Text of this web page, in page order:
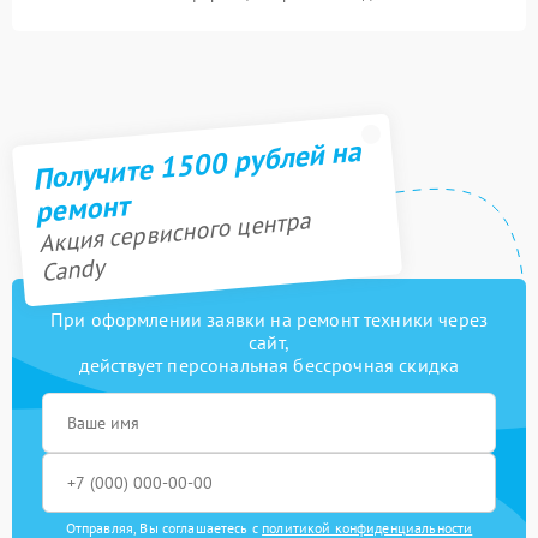
Получите 1500 рублей на
ремонт
Акция сервисного центра
Candy
При оформлении заявки на ремонт техники через
сайт,
действует персональная бессрочная скидка
Отправляя, Вы соглашаетесь с политикой конфиденциальности